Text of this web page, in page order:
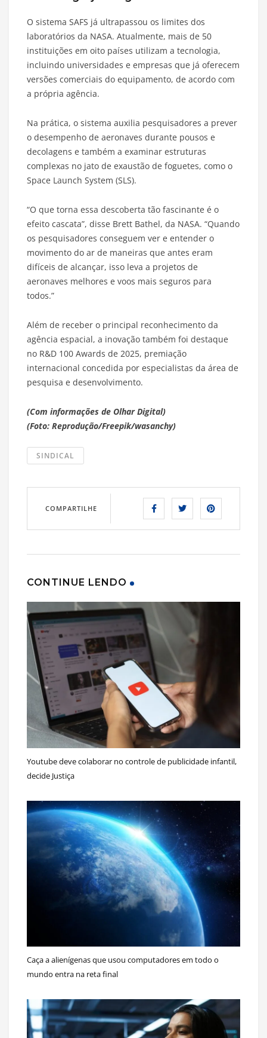
O sistema SAFS já ultrapassou os limites dos
laboratórios da NASA. Atualmente, mais de 50
instituições em oito países utilizam a tecnologia,
incluindo universidades e empresas que já oferecem
versões comerciais do equipamento, de acordo com
a própria agência.
Na prática, o sistema auxilia pesquisadores a prever
o desempenho de aeronaves durante pousos e
decolagens e também a examinar estruturas
complexas no jato de exaustão de foguetes, como o
Space Launch System (SLS).
“O que torna essa descoberta tão fascinante é o
efeito cascata”, disse Brett Bathel, da NASA. “Quando
os pesquisadores conseguem ver e entender o
movimento do ar de maneiras que antes eram
difíceis de alcançar, isso leva a projetos de
aeronaves melhores e voos mais seguros para
todos.”
Além de receber o principal reconhecimento da
agência espacial, a inovação também foi destaque
no R&D 100 Awards de 2025, premiação
internacional concedida por especialistas da área de
pesquisa e desenvolvimento.
(Com informações de Olhar Digital)
(Foto: Reprodução/Freepik/wasanchy)
SINDICAL
COMPARTILHE
CONTINUE LENDO
Youtube deve colaborar no controle de publicidade infantil,
decide Justiça
Caça a alienígenas que usou computadores em todo o
mundo entra na reta final